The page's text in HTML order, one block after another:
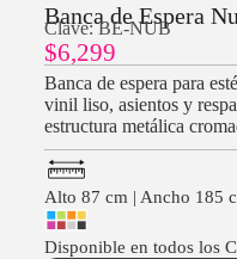
Banca de Espera
Clave: BE-NUB
$6,299
Banca de espera para
vinil liso, asientos y
estructura metálica
Alto 87 cm | Ancho 185
Disponible en todos los